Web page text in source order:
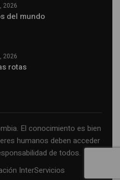
2026
del mundo
2026
rotas
El conocimiento es bien
humanos deben acceder
de todos.
InterServicios